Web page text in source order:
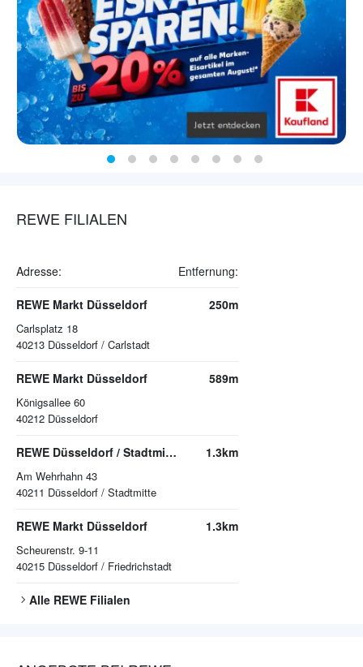
REWE FILIALEN
Adresse: Entfernung:
REWE Markt Düsseldorf
Carlsplatz 18
40213 Düsseldorf / Carlstadt
250m
REWE Markt Düsseldorf
Königsallee 60
40212 Düsseldorf
589m
REWE Düsseldorf / Stadtmitte
Am Wehrhahn 43
40211 Düsseldorf / Stadtmitte
1.3km
REWE Markt Düsseldorf
Scheurenstr. 9-11
40215 Düsseldorf / Friedrichstadt
1.3km
Alle REWE Filialen